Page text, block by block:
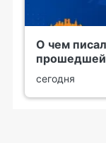
О чем
сегодня